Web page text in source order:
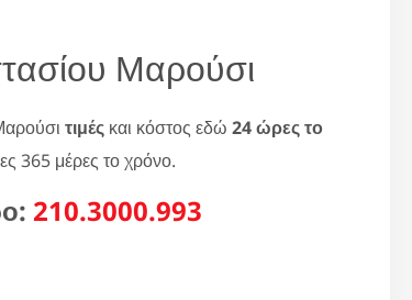
Μαρούσι
τιμές και κόστος εδώ 24 ώρες το
365 μέρες το χρόνο.
210.3000.993